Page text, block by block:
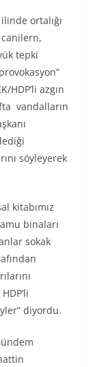
ortalığı
canilern,
tepki
HDP’li azgın
vandalların
söyleyerek
kitabımız
binaları
sokak
diyordu.